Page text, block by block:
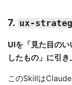
7. ux-
UIを「見た目の
したもの」に引き
このSkillは